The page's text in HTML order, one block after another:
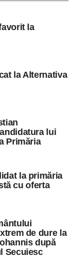
la
la Alternativa
lui
Primăria
la primăria
cu oferta
de dure la
după
Secuiesc